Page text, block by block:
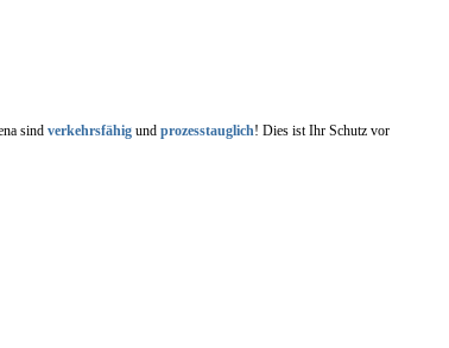
sind verkehrsfähig und prozesstauglich! Dies ist Ihr Schutz vor